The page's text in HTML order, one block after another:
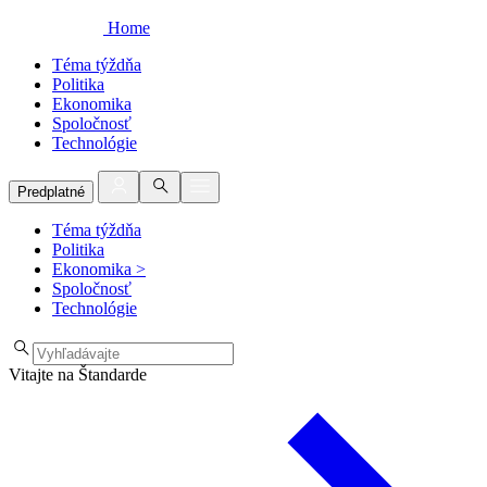
Home
Téma týždňa
Politika
Ekonomika
Spoločnosť
Technológie
Predplatné
Téma týždňa
Politika
Ekonomika >
Spoločnosť
Technológie
Vitajte na Štandarde